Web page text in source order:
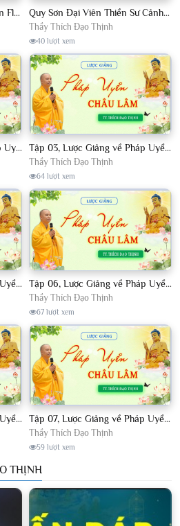
Chùa Khai Nguyên từ góc nhìn Flycam Quy Sơn Đại Viên Thiền Sư Cảnh Sách Văn - HT Thích Thanh Từ Việt dịch
Thầy Thích Đạo Thịnh
40 lượt xem
Tập 002, Lược Giảng về Pháp Uyển Châu Lâm, Chủ giảng TT. Thích Đạo Thịnh Tập 03, Lược Giảng về Pháp Uyển Châu Lâm, Chủ giảng TT Thích Đạo Thịnh
Thầy Thích Đạo Thịnh
64 lượt xem
Tập 04, Lược Giảng về Pháp Uyển Châu Lâm, Chủ giảng TT. Thích Đạo Thịnh Tập 06, Lược Giảng về Pháp Uyển Châu Lâm, Chủ giảng TT. Thích Đạo Thịnh
Thầy Thích Đạo Thịnh
67 lượt xem
Tập 08, Lược Giảng về Pháp Uyển Châu Lâm, Chủ giảng TT. Thích Đạo Thịnh. Tập 07, Lược Giảng về Pháp Uyển Châu Lâm, Chủ giảng TT Thích Đạo Thịnh
Thầy Thích Đạo Thịnh
59 lượt xem
THỊNH